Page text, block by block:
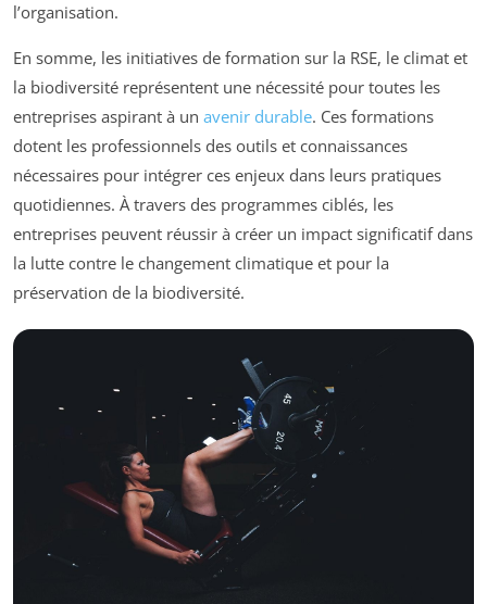
l’organisation.
En somme, les initiatives de formation sur la RSE, le climat et
la biodiversité représentent une nécessité pour toutes les
entreprises aspirant à un avenir durable. Ces formations
dotent les professionnels des outils et connaissances
nécessaires pour intégrer ces enjeux dans leurs pratiques
quotidiennes. À travers des programmes ciblés, les
entreprises peuvent réussir à créer un impact significatif dans
la lutte contre le changement climatique et pour la
préservation de la biodiversité.